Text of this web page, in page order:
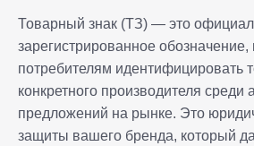
Товарный знак (ТЗ) — это
зарегистрированное
потребителям идентифицировать
конкретного производителя среди
предложений на рынке. Это
защиты вашего бренда, который